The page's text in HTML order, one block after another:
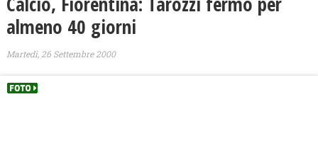
almeno 40 giorni
Martedì, 26 Settembre 2000